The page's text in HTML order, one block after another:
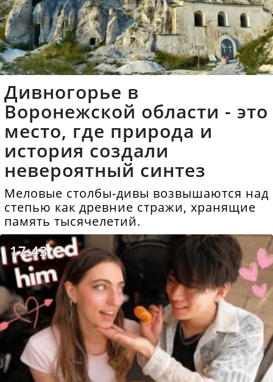
Дивногорье в
Воронежской области - это
место, где природа и
история создали
невероятный синтез
Меловые столбы-дивы возвышаются над
степью как древние стражи, хранящие
память тысячелетий.
17:43